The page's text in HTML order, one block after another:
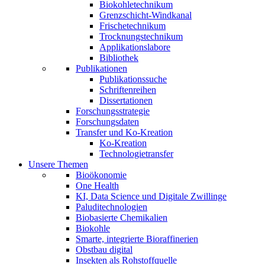
Biokohletechnikum
Grenzschicht-Windkanal
Frischetechnikum
Trocknungstechnikum
Applikationslabore
Bibliothek
Publikationen
Publikationssuche
Schriftenreihen
Dissertationen
Forschungsstrategie
Forschungsdaten
Transfer und Ko-Kreation
Ko-Kreation
Technologietransfer
Unsere Themen
Bioökonomie
One Health
KI, Data Science und Digitale Zwillinge
Paluditechnologien
Biobasierte Chemikalien
Biokohle
Smarte, integrierte Bioraffinerien
Obstbau digital
Insekten als Rohstoffquelle